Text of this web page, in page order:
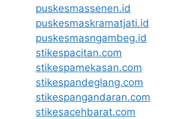
puskesmassenen.id
puskesmaskramatjati.id
puskesmasngambeg.id
stikespacitan.com
stikespamekasan.com
stikespandeglang.com
stikespangandaran.com
stikesacehbarat.com